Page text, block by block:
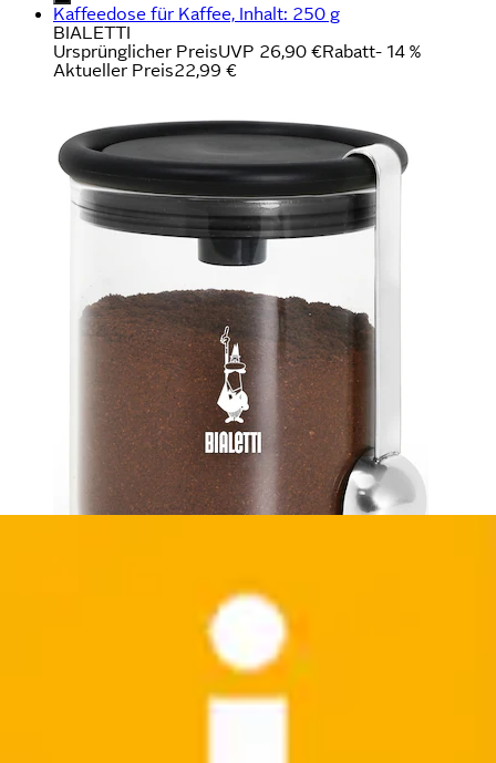
Kaffeedose für Kaffee, Inhalt: 250 g
BIALETTI
Ursprünglicher PreisUVP 26,90 €Rabatt- 14 %
Aktueller Preis22,99 €
Wiederbefüllbare Kaffeepads »Dauerpad 2er Set,
Senseo, baugleiche Padmaschinen,...
7,70 €